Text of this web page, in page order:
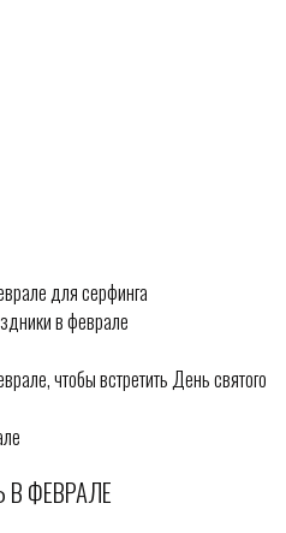
для серфинга
в феврале
чтобы встретить День святого
ФЕВРАЛЕ